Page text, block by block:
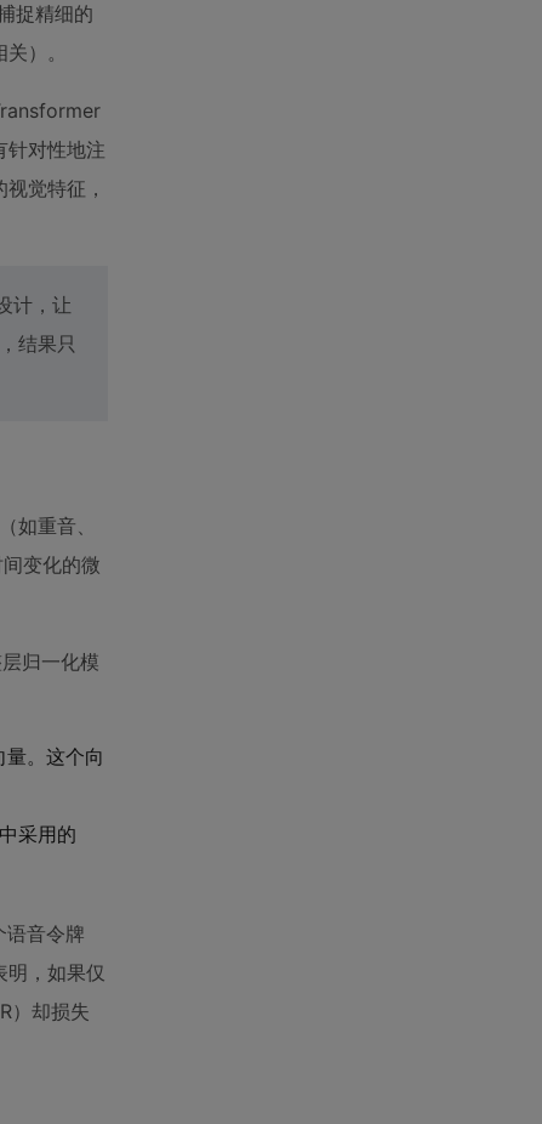
捉精细的
）。
针对性地注
觉特征，
计，让
结果只
如重音、
变化的微
归一化模
量。这个向
采用的
音令牌
明，如果仅
）却损失